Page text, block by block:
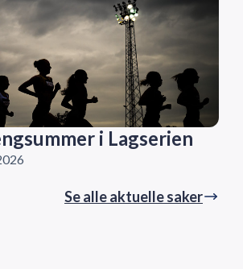
i Lagserien
Se alle aktuelle saker